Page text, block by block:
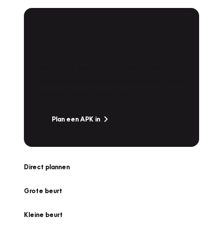
Plan een APK in
Direct plannen
Grote beurt
Kleine beurt